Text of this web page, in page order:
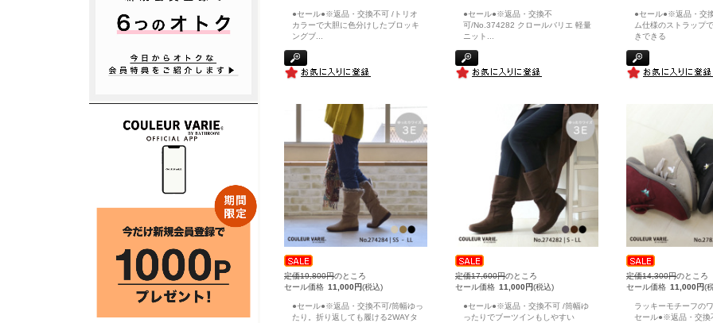
●セール●※返品・交換不可 /トリオ
カラーで大胆に色分けしたブロッキ
ングブ
●セール●※返品・交換不
可/No.374282 クロールバリエ 軽量
ニット
●セール●※返品・交
ム仕様のストラップ
きできる
定価19,800円のところ
セール価格 11,000円(税込)
●セール●※返品・交換不可/筒幅ゆっ
たり。折り返しても履ける2WAYタ
定価17,600円のところ
セール価格 11,000円(税込)
●セール●※返品・交換不可 /筒幅ゆ
ったりでブーツインもしやすい
定価14,300円のところ
セール価格 11,000円(
ラッキーモチーフの
セール●※返品・交換